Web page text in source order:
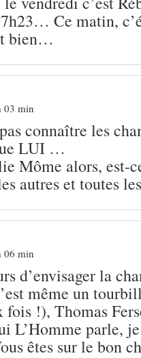
7h23… Ce matin,
bien…
03 min
connaître les
LUI …
Môme alors, est-
autres et toutes
06 min
d’envisager la
même un
!), Thomas
L’Homme parle,
êtes sur le bon